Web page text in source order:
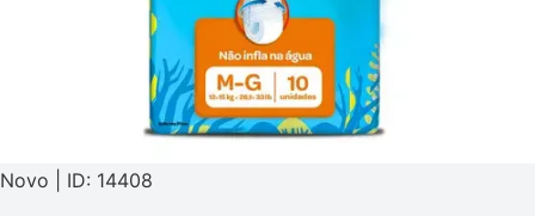
Novo | ID: 14408